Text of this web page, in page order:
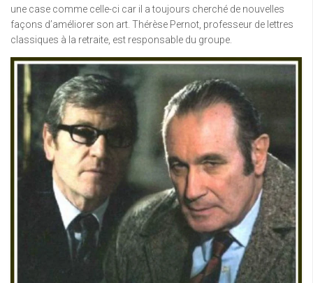
une case comme celle-ci car il a toujours cherché de nouvelles
façons d’améliorer son art. Thérèse Pernot, professeur de lettres
classiques à la retraite, est responsable du groupe.